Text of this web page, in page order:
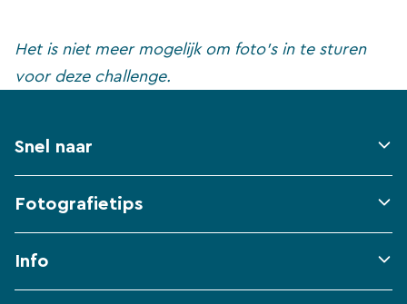
Het is niet meer mogelijk om foto’s in te sturen
voor deze challenge.
Snel naar
Fotografietips
Info